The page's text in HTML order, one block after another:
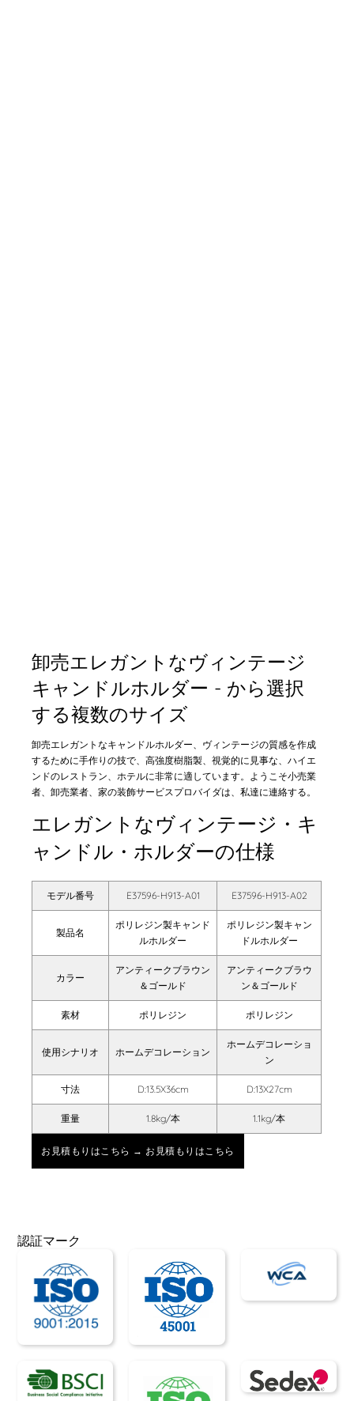
卸売エレガントなヴィンテージ
キャンドルホルダー - から選択
する複数のサイズ
卸売エレガントなキャンドルホルダー、ヴィンテージの質感を作成
するために手作りの技で、高強度樹脂製、視覚的に見事な、ハイエ
ンドのレストラン、ホテルに非常に適しています。ようこそ小売業
者、卸売業者、家の装飾サービスプロバイダは、私達に連絡する。
エレガントなヴィンテージ・キ
ャンドル・ホルダーの仕様
モデル番号 E37596-H913-A01 E37596-H913-A02
製品名
ポリレジン製キャンド
ルホルダー
ポリレジン製キャン
ドルホルダー
カラー
アンティークブラウン
＆ゴールド
アンティークブラウ
ン＆ゴールド
素材 ポリレジン ポリレジン
使用シナリオ ホームデコレーション
ホームデコレーショ
ン
寸法 D:13.5X36cm D:13X27cm
重量 1.8kg/本 1.1kg/本
お見積もりはこちら → お見積もりはこちら
認証マーク